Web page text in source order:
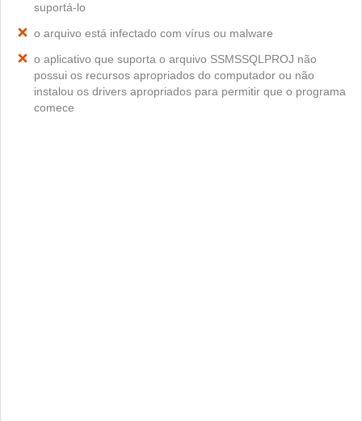
suportá-lo
o arquivo está infectado com vírus ou malware
o aplicativo que suporta o arquivo SSMSSQLPROJ não
possui os recursos apropriados do computador ou não
instalou os drivers apropriados para permitir que o programa
comece